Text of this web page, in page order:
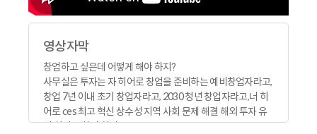
영상자막
창업하고 싶은데 어떻게 해야 하지?
사무실은 투자는 자 히어로 창업을 준비하는 예비창업자라고,
창업 7년 이내 초기 창업자라고, 2030 청년 창업자라고,너 히
어로 ces 최고 혁신 상수성 지역 사회 문제 해결 해외 투자 유
치 히어로 창업 히어로.